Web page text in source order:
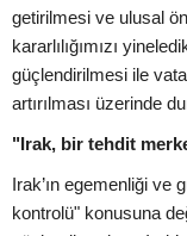
getirilmesi ve ulusal
kararlılığımızı
güçlendirilmesi ile
artırılması üzerinde
"Irak, bir tehdit
Irak’ın egemenliği ve
kontrolü" konusuna